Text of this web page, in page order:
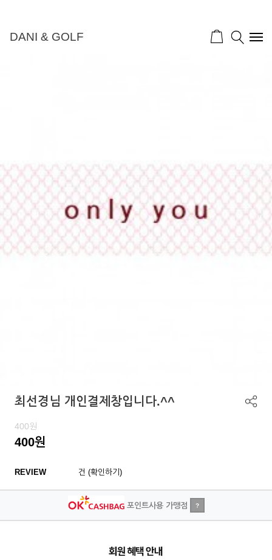
DANI & GOLF
최선경님 개인결제창입니다.^^
400원
400원
REVIEW 건 (확인하기)
포인트사용 가맹점 ?